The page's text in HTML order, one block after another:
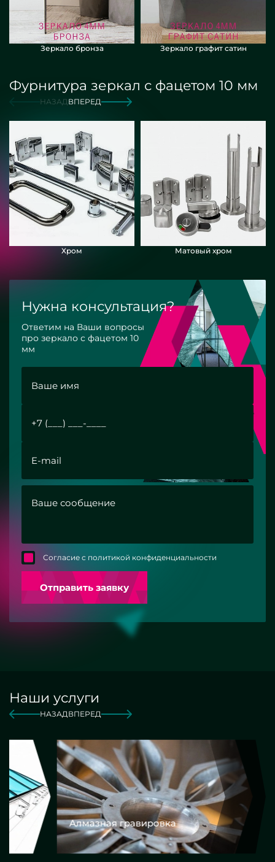
Зеркало бронза Зеркало графит сатин
Фурнитура зеркал с фацетом 10 мм
НАЗАДВПЕРЕД
Хром Матовый хром
Нужна консультация?
Ответим на Ваши вопросы
про зеркало с фацетом 10
мм
Согласие с политикой конфиденциальности
Отправить заявку
Наши услуги
НАЗАДВПЕРЕД
Алмазная гравировка